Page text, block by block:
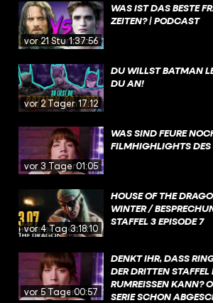
vor 21 Stunden
1:37:56
WAS IST DAS BESTE
ZEITEN? | PODCAST
vor 2 Tagen17:12
DU WILLST BATMAN
DU AN!
vor 3 Tagen01:05
WAS SIND FEURE
FILMHIGHLIGHTS DES
vor 4 Tagen3:18:10
HOUSE OF THE
WINTER /
STAFFEL 3 EPISODE 7
vor 5 Tagen00:57
DENKT IHR, DASS
DER DRITTEN
RUMREISSEN KANN?
SERIE SCHON